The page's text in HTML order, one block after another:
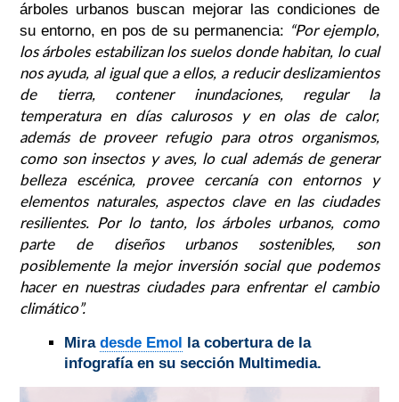
árboles urbanos buscan mejorar las condiciones de
su entorno, en pos de su permanencia: “Por ejemplo,
los árboles estabilizan los suelos donde habitan, lo cual
nos ayuda, al igual que a ellos, a reducir deslizamientos
de tierra, contener inundaciones, regular la
temperatura en días calurosos y en olas de calor,
además de proveer refugio para otros organismos,
como son insectos y aves, lo cual además de generar
belleza escénica, provee cercanía con entornos y
elementos naturales, aspectos clave en las ciudades
resilientes. Por lo tanto, los árboles urbanos, como
parte de diseños urbanos sostenibles, son
posiblemente la mejor inversión social que podemos
hacer en nuestras ciudades para enfrentar el cambio
climático”.
Mira desde Emol
la cobertura de la
infografía en su sección Multimedia.